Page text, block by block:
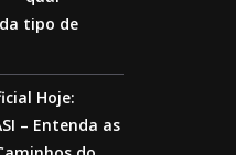
tipo de
Hoje:
– Entenda as